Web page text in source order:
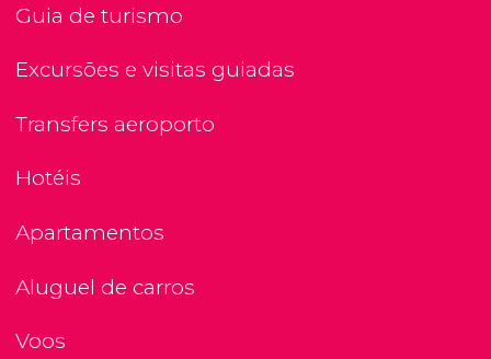
Guia de turismo
Excursões e visitas guiadas
Transfers aeroporto
Hotéis
Apartamentos
Aluguel de carros
Voos